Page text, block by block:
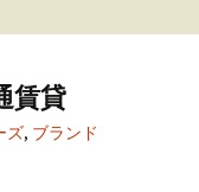
賃貸
ズ, ブランド